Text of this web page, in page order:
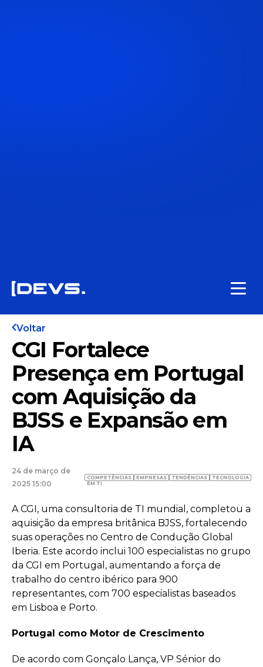
Voltar
CGI Fortalece
Presença em Portugal
com Aquisição da
BJSS e Expansão em
IA
24 de março de
2025 15:00
COMPETÊNCIAS
EM TI
EMPRESAS TENDÊNCIAS TECNOLOGIA
A CGI, uma consultoria de TI mundial, completou a
aquisição da empresa britânica BJSS, fortalecendo
suas operações no Centro de Condução Global
Iberia. Este acordo inclui 100 especialistas no grupo
da CGI em Portugal, aumentando a força de
trabalho do centro ibérico para 900
representantes, com 700 especialistas baseados
em Lisboa e Porto.
Portugal como Motor de Crescimento
De acordo com Gonçalo Lança, VP Sénior do